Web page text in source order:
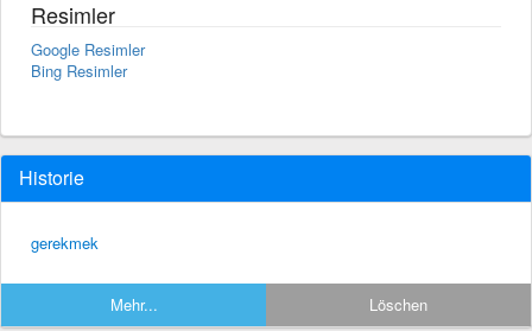
Resimler
Google Resimler
Bing Resimler
Historie
gerekmek
Mehr... Löschen